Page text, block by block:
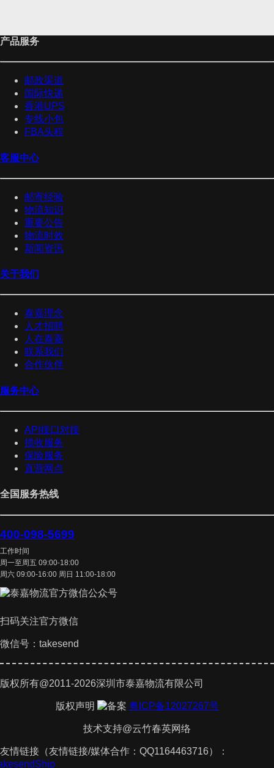
产品服务
邮政渠道
国际快递
香港UPS
专线小包
FBA头程
客服中心
邮寄经验
物流知识
重要公告
物流时效
新闻资讯
关于我们
泰嘉理念
人才招聘
人在泰嘉
联系我们
合作伙伴
服务中心
API接口对接
揽收服务
保险服务
直营网点
全国服务热线
400-098-5699
工作时间
周一至周五 09:00-18:00
周六 09:00-16:00 周日 11:00-18:00
扫码关注官方微信
微信号：takesend
版权所有@2011-2026深圳市泰嘉物流有限公司
版权声明 粤ICP备12027267号
技术支持@云竹春英网络
友情链接（友情链接/媒体合作：QQ1164463716）：